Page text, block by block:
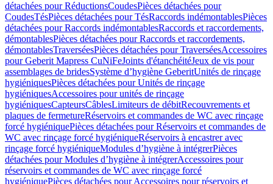
détachées pour RéductionsCoudesPièces détachées pour
CoudesTésPièces détachées pour TésRaccords indémontablesPièces
détachées pour Raccords indémontablesRaccords et raccordements,
démontablesPièces détachées pour Raccords et raccordements,
démontablesTraverséesPièces détachées pour TraverséesAccessoires
pour Geberit Mapress CuNiFeJoints d'étanchéitéJeux de vis pour
assemblages de bridesSystème d’hygiène GeberitUnités de rinçage
hygiéniquesPièces détachées pour Unités de rinçage
hygiéniquesAccessoires pour unités de rinçage
hygiéniquesCapteursCâblesLimiteurs de débitRecouvrements et
plaques de fermetureRéservoirs et commandes de WC avec rinçage
forcé hygiéniquePièces détachées pour Réservoirs et commandes de
WC avec rinçage forcé hygiéniqueRéservoirs à encastrer avec
rinçage forcé hygiéniqueModules d’hygiène à intégrerPièces
détachées pour Modules d’hygiène à intégrerAccessoires pour
réservoirs et commandes de WC avec rinçage forcé
hygiéniquePièces détachées pour Accessoires pour réservoirs et